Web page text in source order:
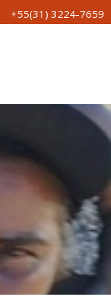
+55(31) 3224-7659